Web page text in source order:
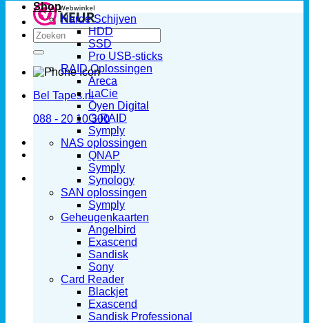
Zoeken
naar:
Bel Tapes.nl
088 - 20 10 300
Shop
Harde Schijven
HDD
SSD
Pro USB-sticks
RAID Oplossingen
Areca
LaCie
Oyen Digital
G-RAID
Symply
NAS oplossingen
QNAP
Symply
Synology
SAN oplossingen
Symply
Geheugenkaarten
Angelbird
Exascend
Sandisk
Sony
Card Reader
Blackjet
Exascend
Sandisk Professional